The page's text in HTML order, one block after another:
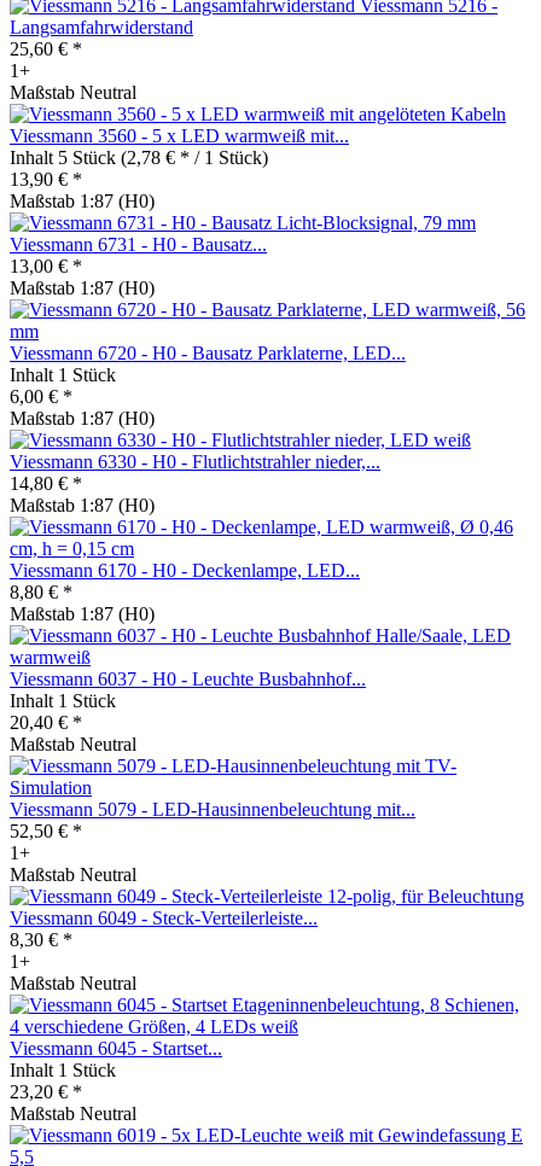
Viessmann 5216 -
Langsamfahrwiderstand
25,60 € *
1+
Maßstab Neutral
Viessmann 3560 - 5 x LED warmweiß mit...
Inhalt 5 Stück (2,78 € * / 1 Stück)
13,90 € *
Maßstab 1:87 (H0)
Viessmann 6731 - H0 - Bausatz...
13,00 € *
Maßstab 1:87 (H0)
Viessmann 6720 - H0 - Bausatz Parklaterne, LED...
Inhalt 1 Stück
6,00 € *
Maßstab 1:87 (H0)
Viessmann 6330 - H0 - Flutlichtstrahler nieder,...
14,80 € *
Maßstab 1:87 (H0)
Viessmann 6170 - H0 - Deckenlampe, LED...
8,80 € *
Maßstab 1:87 (H0)
Viessmann 6037 - H0 - Leuchte Busbahnhof...
Inhalt 1 Stück
20,40 € *
Maßstab Neutral
Viessmann 5079 - LED-Hausinnenbeleuchtung mit...
52,50 € *
1+
Maßstab Neutral
Viessmann 6049 - Steck-Verteilerleiste...
8,30 € *
1+
Maßstab Neutral
Viessmann 6045 - Startset...
Inhalt 1 Stück
23,20 € *
Maßstab Neutral